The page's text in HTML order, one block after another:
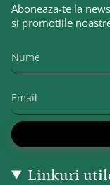
Aboneaza-te la
si promotiile
Linkuri